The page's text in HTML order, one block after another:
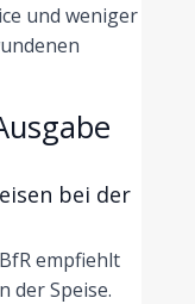
und weniger
bei der
empfiehlt
der Speise.